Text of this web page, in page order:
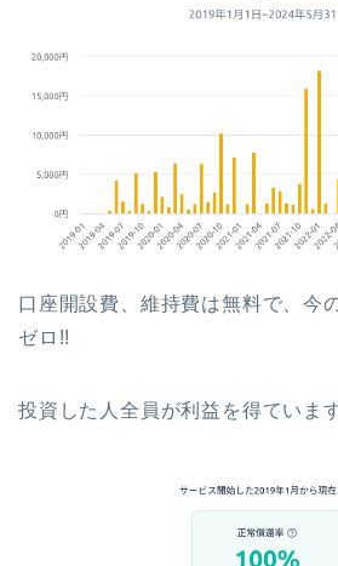
口座開設費、維持費は無料で、今
ゼロ!!
投資した人全員が利益を得ています